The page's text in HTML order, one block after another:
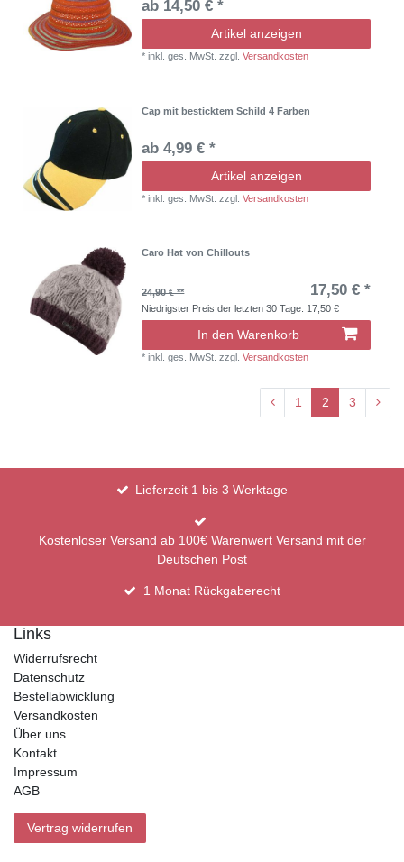
ab 14,50 € *
Artikel anzeigen
*inkl. ges. MwSt. zzgl.Versandkosten
Cap mit besticktem Schild 4 Farben
ab 4,99 € *
Artikel anzeigen
*inkl. ges. MwSt. zzgl.Versandkosten
Caro Hat von Chillouts
24,90 € ** 17,50 € *
Niedrigster Preis der letzten 30 Tage: 17,50 €
In den Warenkorb
*inkl. ges. MwSt. zzgl.Versandkosten
1 2 3
Lieferzeit 1 bis 3 Werktage
Kostenloser Versand ab 100€ Warenwert Versand mit der
Deutschen Post
1 Monat Rückgaberecht
Links
Widerrufsrecht
Datenschutz
Bestellabwicklung
Versandkosten
Über uns
Kontakt
Impressum
AGB
Vertrag widerrufen